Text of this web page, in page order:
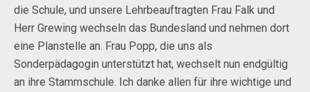
die Schule, und unsere Lehrbeauftragten Frau Falk und
Herr Grewing wechseln das Bundesland und nehmen dort
eine Planstelle an. Frau Popp, die uns als
Sonderpädagogin unterstützt hat, wechselt nun endgültig
an ihre Stammschule. Ich danke allen für ihre wichtige und